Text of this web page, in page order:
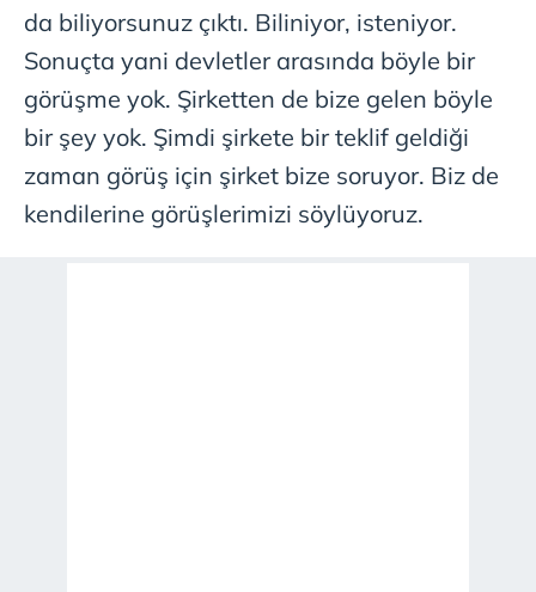
da biliyorsunuz çıktı. Biliniyor, isteniyor.
Sonuçta yani devletler arasında böyle bir
görüşme yok. Şirketten de bize gelen böyle
bir şey yok. Şimdi şirkete bir teklif geldiği
zaman görüş için şirket bize soruyor. Biz de
kendilerine görüşlerimizi söylüyoruz.